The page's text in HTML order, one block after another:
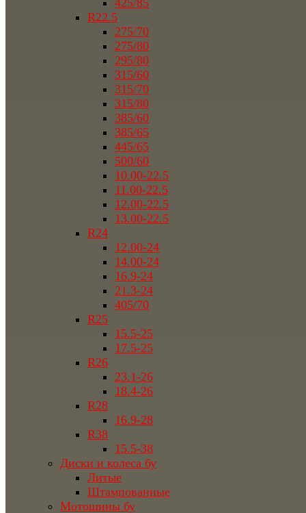
425/85
R22.5
275/70
275/80
295/80
315/60
315/70
315/80
385/60
385/65
445/65
500/60
10.00-22.5
11.00-22.5
12.00-22.5
13.00-22.5
R24
12.00-24
14.00-24
16.9-24
21.3-24
405/70
R25
15.5-25
17.5-25
R26
23.1-26
18.4-26
R28
16.9-28
R38
15.5-38
Диски и колеса бу
Литые
Штампованные
Мотошины бу